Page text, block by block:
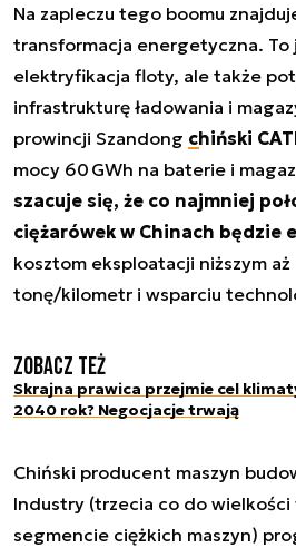
Na zapleczu tego boomu
transformacja energetyczna. To
elektryfikacja floty, ale także
infrastrukturę ładowania i
prowincji Szandong chiński
mocy 60 GWh na baterie i
szacuje się, że co najmniej
ciężarówek w Chinach będzie
kosztom eksploatacji niższym aż
tonę/kilometr i wsparciu
Zobacz też
Skrajna prawica przejmie cel
2040 rok? Negocjacje trwają
Chiński producent maszyn
Industry (trzecia co do wielkości
segmencie ciężkich maszyn)